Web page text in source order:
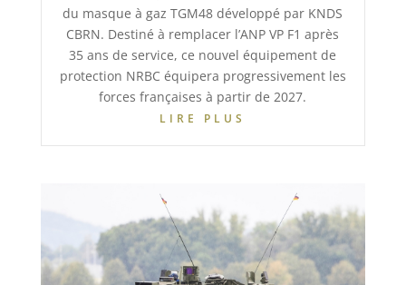
du masque à gaz TGM48 développé par KNDS
CBRN. Destiné à remplacer l’ANP VP F1 après
35 ans de service, ce nouvel équipement de
protection NRBC équipera progressivement les
forces françaises à partir de 2027.
LIRE PLUS